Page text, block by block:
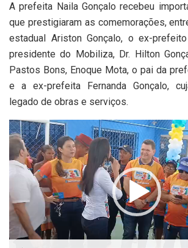
A prefeita Naila Gonçalo recebeu
que prestigiaram as comemorações,
estadual Ariston Gonçalo, o ex-
presidente do Mobiliza, Dr. Hilton
Pastos Bons, Enoque Mota, o pai da
e a ex-prefeita Fernanda Gonçalo,
legado de obras e serviços.
Tocador
de
vídeo